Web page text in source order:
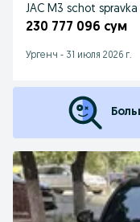
JAC M3 schot
230 777 096 сум
Ургенч - 31 июля 2026 г.